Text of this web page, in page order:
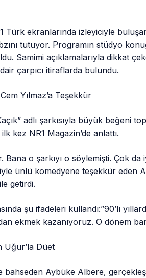
Türk ekranlarında izleyiciyle
tutuyor. Programın stüdyo
Samimi açıklamalarıyla dikkat
çarpıcı itiraflarda bulundu.
Yılmaz’a Teşekkür
adlı şarkısıyla büyük beğeni
kez NR1 Magazin’de anlattı.
Bana o şarkıyı o söylemişti. Çok
ünlü komedyene teşekkür eden
getirdi.
şu ifadeleri kullandı:”90’lı
ekmek kazanıyoruz. O dönem
Uğur’la Düet
bahseden Aybüke Albere,